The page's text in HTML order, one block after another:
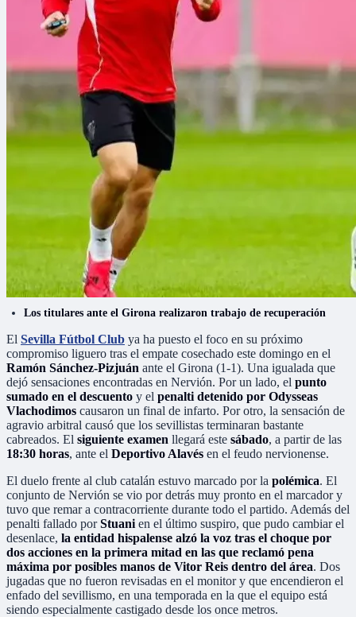
Los titulares ante el Girona realizaron trabajo de recuperación
El Sevilla Fútbol Club ya ha puesto el foco en su próximo
compromiso liguero tras el empate cosechado este domingo en el
Ramón Sánchez-Pizjuán ante el Girona (1-1). Una igualada que
dejó sensaciones encontradas en Nervión. Por un lado, el punto
sumado en el descuento y el penalti detenido por Odysseas
Vlachodimos causaron un final de infarto. Por otro, la sensación de
agravio arbitral causó que los sevillistas terminaran bastante
cabreados. El siguiente examen llegará este sábado, a partir de las
18:30 horas, ante el Deportivo Alavés en el feudo nervionense.
El duelo frente al club catalán estuvo marcado por la polémica. El
conjunto de Nervión se vio por detrás muy pronto en el marcador y
tuvo que remar a contracorriente durante todo el partido. Además del
penalti fallado porStuani en el último suspiro, que pudo cambiar el
desenlace, la entidad hispalense alzó la voz tras el choque por
dos acciones en la primera mitad en las que reclamó pena
máxima por posibles manos de Vitor Reis dentro del área. Dos
jugadas que no fueron revisadas en el monitor y que encendieron el
enfado del sevillismo, en una temporada en la que el equipo está
siendo especialmente castigado desde los once metros.